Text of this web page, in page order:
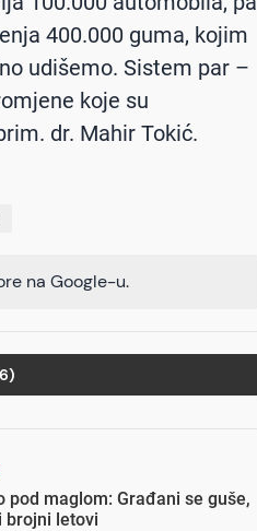
400.000 guma, kojim
udišemo. Sistem par –
koje su
dr. Mahir Tokić.
na Google-u.
pod maglom: Građani se guše,
brojni letovi